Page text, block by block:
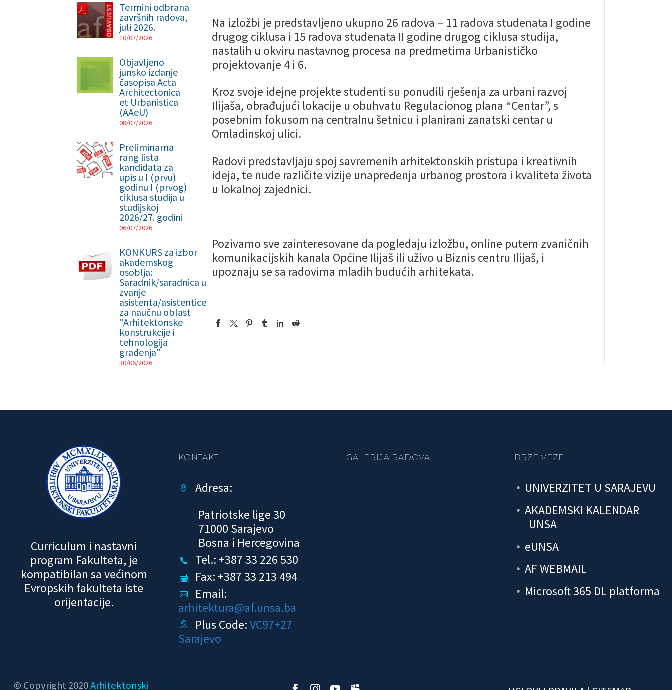
Na izložbi je predstavljeno ukupno 26 radova – 11 radova studenata I godine
drugog ciklusa i 15 radova studenata II godine drugog ciklusa studija,
nastalih u okviru nastavnog procesa na predmetima Urbanističko
projektovanje 4 i 6.
Kroz svoje idejne projekte studenti su ponudili rješenja za urbani razvoj
Ilijaša, obrađujući lokacije u obuhvatu Regulacionog plana “Centar”, s
posebnim fokusom na centralnu šetnicu i planirani zanatski centar u
Omladinskoj ulici.
Radovi predstavljaju spoj savremenih arhitektonskih pristupa i kreativnih
ideja, te nude različite vizije unapređenja urbanog prostora i kvaliteta života
u lokalnoj zajednici.
Pozivamo sve zainteresovane da pogledaju izložbu, online putem zvaničnih
komunikacijskih kanala Općine Ilijaš ili uživo u Biznis centru Ilijaš, i
upoznaju se sa radovima mladih budućih arhitekata.
Termini odbrana
završnih radova,
juli 2026.
10/07/2026
Objavljeno
junsko izdanje
časopisa Acta
Architectonica
et Urbanistica
(AAeU)
08/07/2026
Preliminarna
rang lista
kandidata za
upis u I (prvu)
godinu I (prvog)
ciklusa studija u
studijskoj
2026/27. godini
06/07/2026
KONKURS za izbor
akademskog
osoblja:
Saradnik/saradnica u
zvanje
asistenta/asistentice
za naučnu oblast
"Arhitektonske
konstrukcije i
tehnologija
građenja"
30/06/2026
Curriculum i nastavni
program Fakulteta, je
kompatibilan sa većinom
Evropskih fakulteta iste
orijentacije.
KONTAKT


Adresa:
Patriotske lige 30
71000 Sarajevo
Bosna i Hercegovina

 Tel.: +387 33 226 530

 Fax: +387 33 213 494


Email:
arhitektura@af.unsa.ba

 Plus Code:VC97+27
Sarajevo
GALERIJA RADOVA BRZE VEZE
UNIVERZITET U SARAJEVU
AKADEMSKI KALENDAR
UNSA
eUNSA
AF WEBMAIL
Microsoft 365 DL platforma
© Copyright 2020Arhitektonski